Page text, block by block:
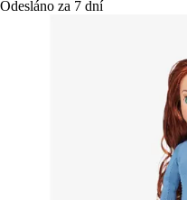
Odesláno za 7 dní